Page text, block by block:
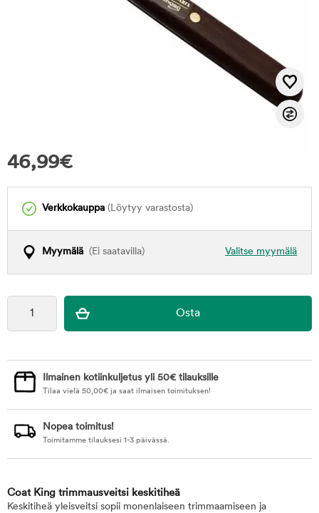
46,99€
Verkkokauppa (Löytyy varastosta)
Valitse myymälä
Myymälä (Ei saatavilla)
Ilmainen kotiinkuljetus yli 50€ tilauksille
Tilaa vielä 50,00€ ja saat ilmaisen toimituksen!
Nopea toimitus!
Toimitamme tilauksesi 1-3 päivässä.
Coat King trimmausveitsi keskitiheä
Keskitiheä yleisveitsi sopii monenlaiseen trimmaamiseen ja